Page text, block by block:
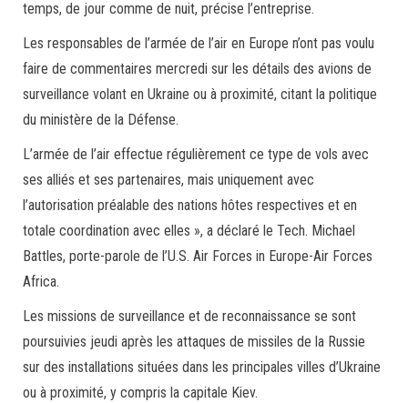
temps, de jour comme de nuit, précise l’entreprise.
Les responsables de l’armée de l’air en Europe n’ont pas voulu
faire de commentaires mercredi sur les détails des avions de
surveillance volant en Ukraine ou à proximité, citant la politique
du ministère de la Défense.
L’armée de l’air effectue régulièrement ce type de vols avec
ses alliés et ses partenaires, mais uniquement avec
l’autorisation préalable des nations hôtes respectives et en
totale coordination avec elles », a déclaré le Tech. Michael
Battles, porte-parole de l’U.S. Air Forces in Europe-Air Forces
Africa.
Les missions de surveillance et de reconnaissance se sont
poursuivies jeudi après les attaques de missiles de la Russie
sur des installations situées dans les principales villes d’Ukraine
ou à proximité, y compris la capitale Kiev.